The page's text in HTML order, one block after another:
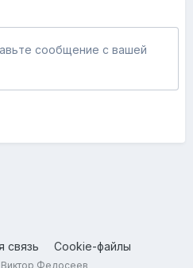
сообщение с вашей
связь Cookie-файлы
Федосеев